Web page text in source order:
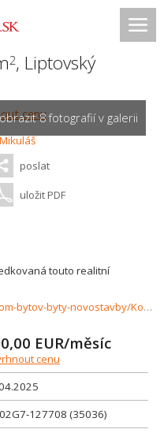
2, Liptovský
cenu8 fotografií v galerii
poslat
uložit PDF
touto realitní
https://www.reality-mikulas.sk/prenajom-bytov-byty-novostavby/Komfortne-byvanie-pre-zamestnancov-firemnych-klientov--Apartman-35036/?utm_source=areality&utm_medium=xml&utm_term=35036&utm_content=byt&utm_campaign=portaly
EUR/měsíc
cenu
127708 (35036)